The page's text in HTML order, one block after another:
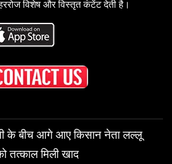
विशेष और विस्तृत कंटेंट देती है।
के बीच आगे आए किसान नेता लल्लू
तत्काल मिली खाद